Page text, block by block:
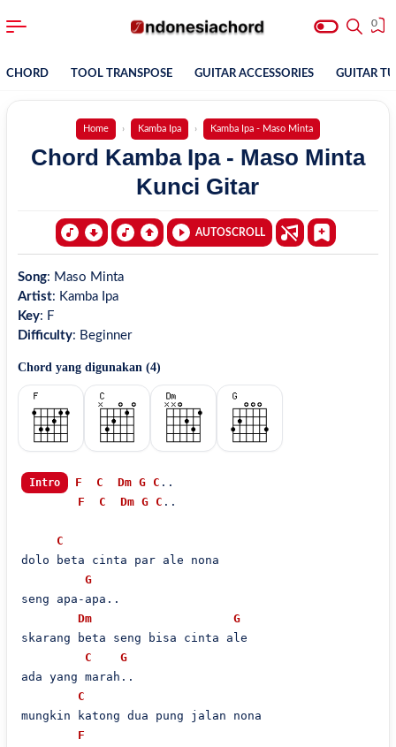
0
CHORD TOOL TRANSPOSE GUITAR ACCESSORIES GUITAR
Home Kamba Ipa Kamba Ipa - Maso Minta
Chord Kamba Ipa - Maso Minta
Kunci Gitar
AUTOSCROLL
Song: Maso Minta
Artist: Kamba Ipa
Key: F
Difficulty: Beginner
Chord yang digunakan (4)
Intro F C Dm G C ..
F
C Dm G C ..
C
dolo beta cinta par ale nona
G
seng apa-apa..
Dm
G
skarang beta seng bisa cinta ale
C
G
ada yang marah..
C
mungkin katong dua pung jalan nona
F